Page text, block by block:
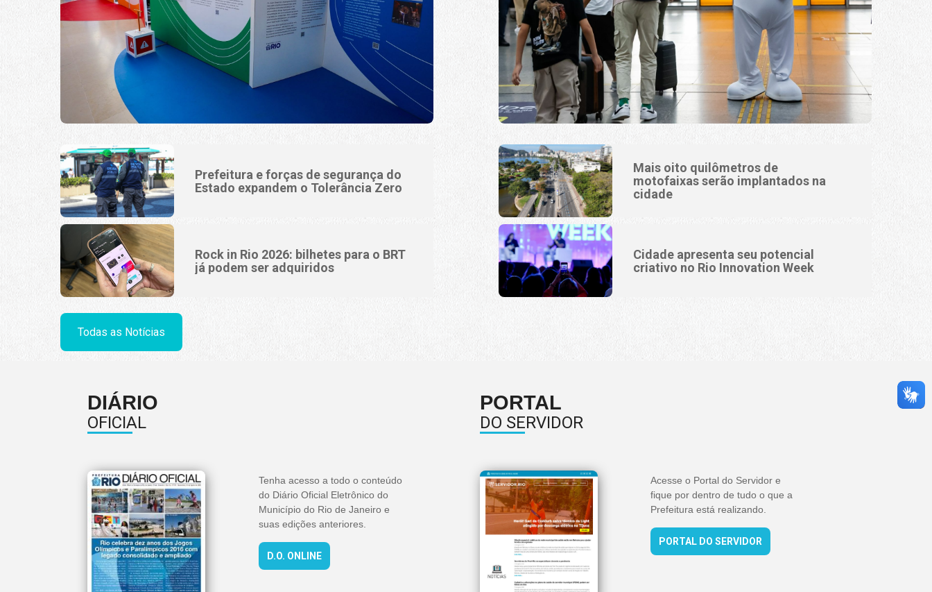
Prefeitura e forças de segurança do
Estado expandem o Tolerância Zero
Mais oito quilômetros de
motofaixas serão implantados na
cidade
Rock in Rio 2026: bilhetes para o BRT
já podem ser adquiridos
Cidade apresenta seu potencial
criativo no Rio Innovation Week
Todas as Notícias
DIÁRIO
OFICIAL
Tenha acesso a todo o conteúdo
do Diário Oficial Eletrônico do
Município do Rio de Janeiro e
suas edições anteriores.
D.O. ONLINE
PORTAL
DO SERVIDOR
Acesse o Portal do Servidor e
fique por dentro de tudo o que a
Prefeitura está realizando.
PORTAL DO SERVIDOR